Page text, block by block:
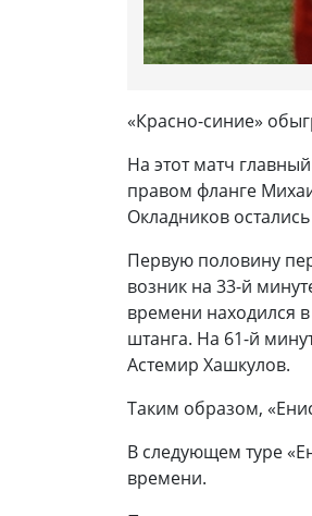
«Красно-синие»
На этот матч
правом фланге
Окладников
Первую половину
возник на 33-й
времени находился
штанга. На 61-й
Астемир Хашкулов.
Таким образом,
В следующем туре
времени.